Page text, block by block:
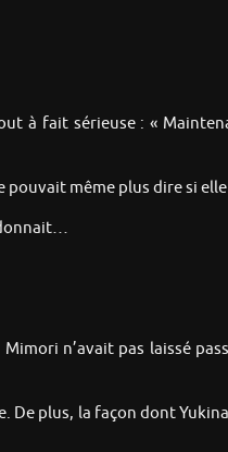
à fait sérieuse : «
même plus dire si
n’avait pas laissé
plus, la façon dont